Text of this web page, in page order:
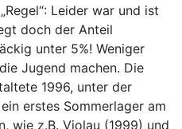
Leider war und ist
doch der Anteil
unter 5%! Weniger
Jugend machen. Die
1996, unter der
erstes Sommerlager am
wie z.B. Violau (1999) und